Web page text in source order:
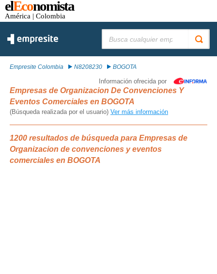
elEconomista
América | Colombia
Empresite Colombia N8208230 BOGOTA
Información ofrecida por
Empresas de Organizacion De Convenciones Y
Eventos Comerciales en BOGOTA
(Búsqueda realizada por el usuario) Ver más información
1200 resultados de búsqueda para Empresas de
Organizacion de convenciones y eventos
comerciales en BOGOTA